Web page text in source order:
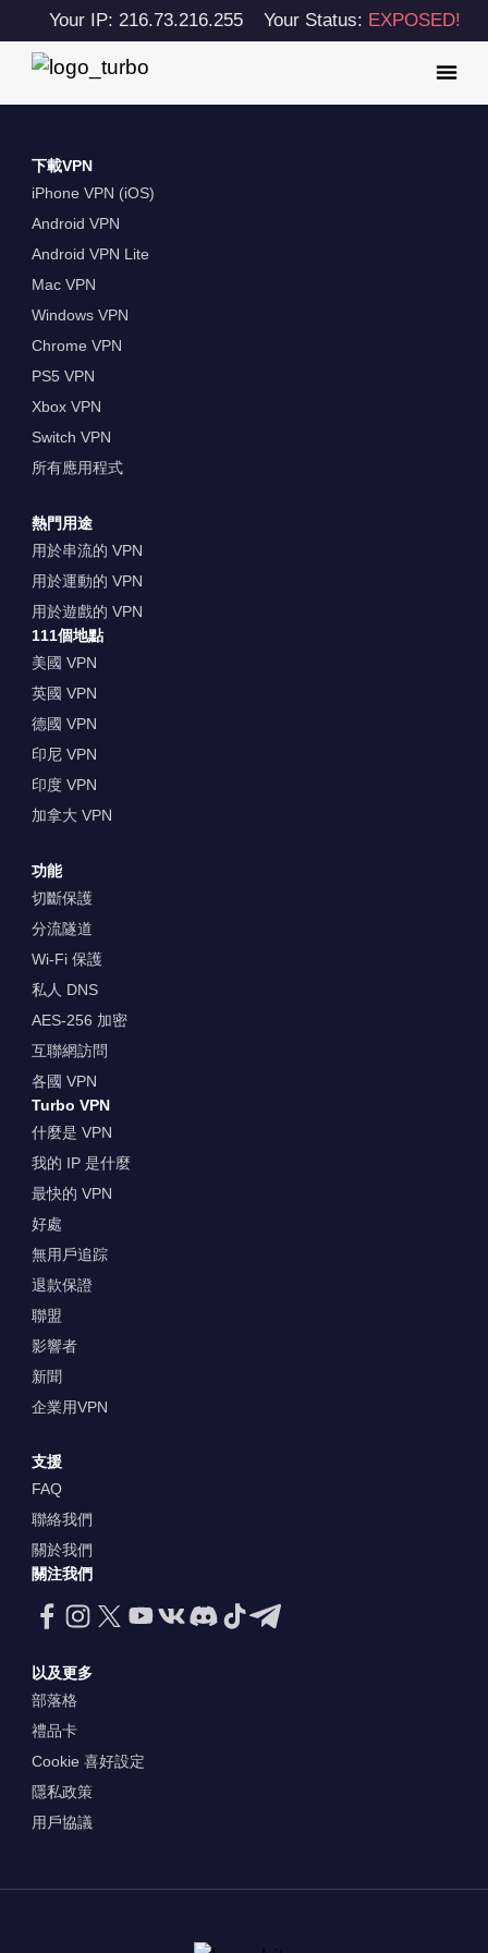
Your IP: 216.73.216.255 Your Status: EXPOSED!
下載VPN
iPhone VPN (iOS)
Android VPN
Android VPN Lite
Mac VPN
Windows VPN
Chrome VPN
PS5 VPN
Xbox VPN
Switch VPN
所有應用程式
熱門用途
用於串流的 VPN
用於運動的 VPN
用於遊戲的 VPN
111個地點
美國 VPN
英國 VPN
德國 VPN
印尼 VPN
印度 VPN
加拿大 VPN
功能
切斷保護
分流隧道
Wi-Fi 保護
私人 DNS
AES-256 加密
互聯網訪問
各國 VPN
Turbo VPN
什麼是 VPN
我的 IP 是什麼
最快的 VPN
好處
無用戶追踪
退款保證
聯盟
影響者
新聞
企業用VPN
支援
FAQ
聯絡我們
關於我們
關注我們
以及更多
部落格
禮品卡
Cookie 喜好設定
隱私政策
用戶協議